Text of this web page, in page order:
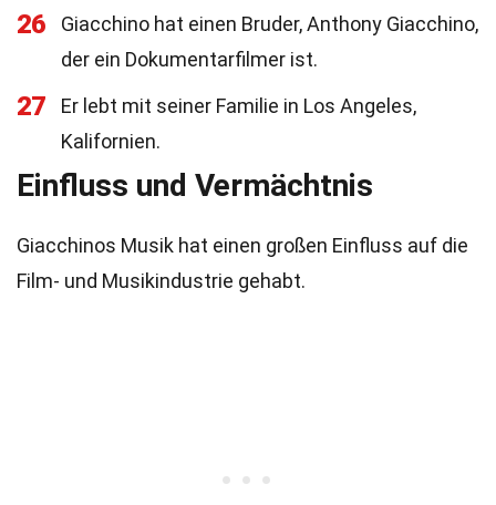
26
Giacchino hat einen Bruder, Anthony Giacchino,
der ein Dokumentarfilmer ist.
27
Er lebt mit seiner Familie in Los Angeles,
Kalifornien.
Einfluss und Vermächtnis
Giacchinos Musik hat einen großen Einfluss auf die
Film- und Musikindustrie gehabt.